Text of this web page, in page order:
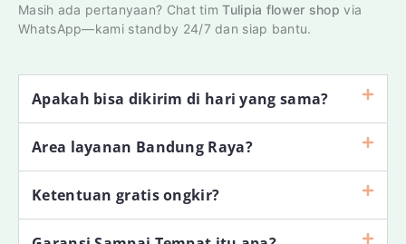
Masih ada pertanyaan? Chat timTulipia flower shop via
WhatsApp—kami standby 24/7 dan siap bantu.
Apakah bisa dikirim di hari yang sama?
Area layanan Bandung Raya?
Ketentuan gratis ongkir?